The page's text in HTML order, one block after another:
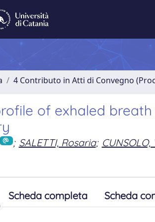
4 Contributo in Atti di Convegno
of exhaled
; SALETTI, Rosaria; CUNSOLO,
Scheda completa Scheda